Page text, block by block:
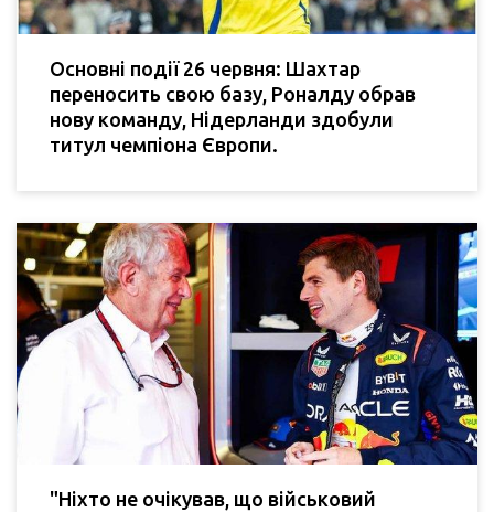
Основні події 26 червня: Шахтар
переносить свою базу, Роналду обрав
нову команду, Нідерланди здобули
титул чемпіона Європи.
"Ніхто не очікував, що військовий